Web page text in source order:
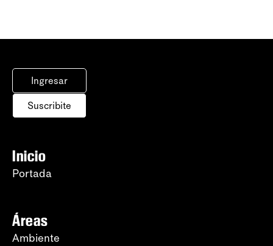
Ingresar
Suscribite
Inicio
Portada
Áreas
Ambiente